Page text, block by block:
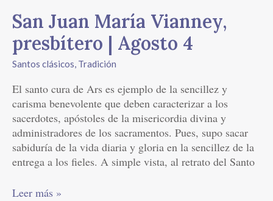
San Juan María Vianney,
presbítero | Agosto 4
Santos clásicos, Tradición
El santo cura de Ars es ejemplo de la sencillez y
carisma benevolente que deben caracterizar a los
sacerdotes, apóstoles de la misericordia divina y
administradores de los sacramentos. Pues, supo sacar
sabiduría de la vida diaria y gloria en la sencillez de la
entrega a los fieles. A simple vista, al retrato del Santo
Leer más »